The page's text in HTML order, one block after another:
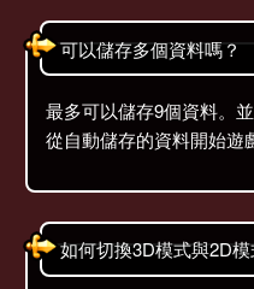
可以儲存多個資料嗎？
最多可以儲存9個資料。
從自動儲存的資料開始遊
如何切換3D模式與2D